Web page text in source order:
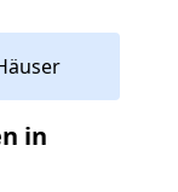
in